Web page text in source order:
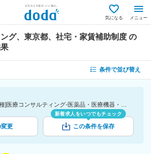
気になる メニュー
グ、東京都、社宅・家賃補助制度 の
条件で並び替え
[勤務地]東京都 [業種]医療コンサルティング-医薬品・医療機器・ライフサイエンス・医療系サービス [詳細条件](待遇・福利厚生)社宅・家賃補助制度
更
新着求人をいつでもチェック
この条件を保存